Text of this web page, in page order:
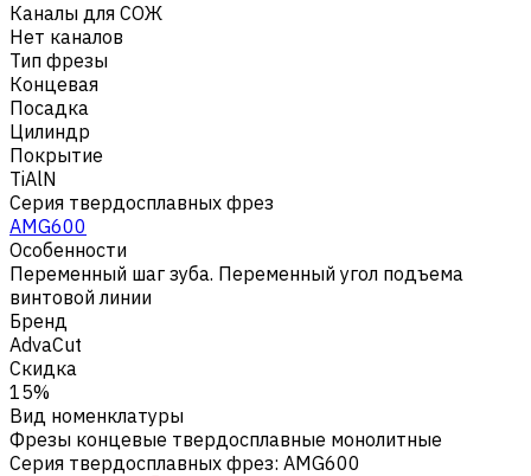
Каналы для СОЖ
Нет каналов
Тип фрезы
Концевая
Посадка
Цилиндр
Покрытие
TiAlN
Серия твердосплавных фрез
AMG600
Особенности
Переменный шаг зуба. Переменный угол подъема
винтовой линии
Бренд
AdvaCut
Скидка
15%
Вид номенклатуры
Фрезы концевые твердосплавные монолитные
Серия твердосплавных фрез: AMG600